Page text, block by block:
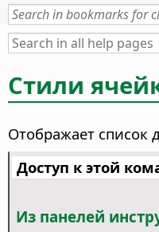
Стили
Отображает список
Доступ к этой
Из панелей